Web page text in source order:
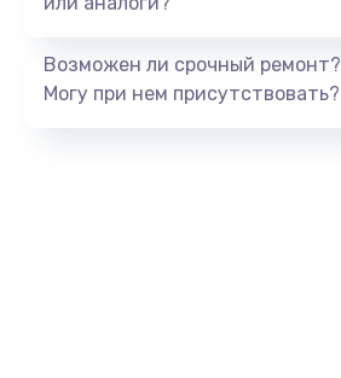
550 руб.
Возможен ли срочный ремонт?
Могу при нем присутствовать?